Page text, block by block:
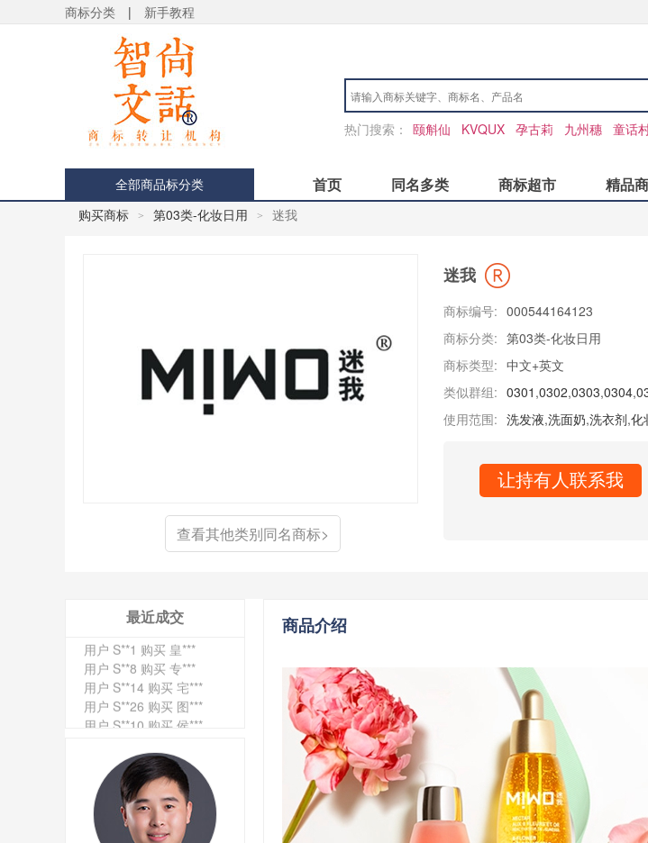
商标分类 | 新手教程
热门搜索： 颐斛仙 KVQUX 孕古莉 九州穗 童话
全部商品标分类 首页 同名多类 商标超市 精品
购买商标 > 第03类-化妆日用 > 迷我
查看其他类别同名商标>
迷我
商标编号: 000544164123
商标分类: 第03类-化妆日用
商标类型: 中文+英文
类似群组: 0301 ,0302,0303,0304,
使用范围: 洗发液,洗面奶,洗衣剂,化
让持有人联系我
最近成交
用户 S**0 购买 冠***
用户 S**4 购买 朴***
用户 S**5 购买 云***
用户 S**0 购买 V***
用户 S**1 购买 皇***
用户 S**8 购买 专***
用户 S**14 购买 宅***
用户 S**26 购买 图***
用户 S**10 购买 侯***
用户 S**16 购买 火***
用户 S**33 购买 巴***
用户 S**80 购买 王***
用户 S**19 购买 T***
用户 S**22 购买 茶***
用户 S**68 购买 俏***
商品介绍